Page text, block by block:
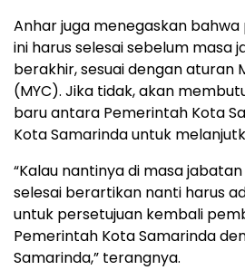
Anhar juga menegaskan
ini harus selesai sebelum masa
berakhir, sesuai dengan aturan
(MYC). Jika tidak, akan
baru antara Pemerintah Kota
Kota Samarinda untuk
“Kalau nantinya di masa
selesai berartikan nanti harus
untuk persetujuan kembali
Pemerintah Kota Samarinda
Samarinda,” terangnya.